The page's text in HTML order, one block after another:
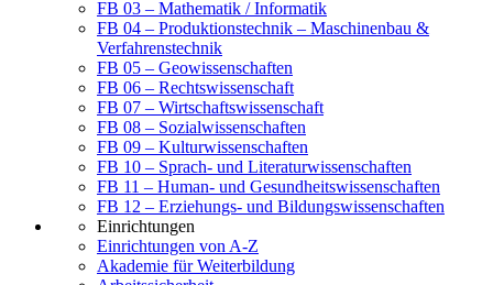
FB 03 – Mathematik / Informatik
FB 04 – Produktionstechnik – Maschinenbau &
Verfahrenstechnik
FB 05 – Geowissenschaften
FB 06 – Rechtswissenschaft
FB 07 – Wirtschaftswissenschaft
FB 08 – Sozialwissenschaften
FB 09 – Kulturwissenschaften
FB 10 – Sprach- und Literaturwissenschaften
FB 11 – Human- und Gesundheitswissenschaften
FB 12 – Erziehungs- und Bildungswissenschaften
Einrichtungen
Einrichtungen von A-Z
Akademie für Weiterbildung